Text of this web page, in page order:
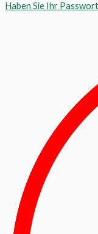
Haben Sie Ihr